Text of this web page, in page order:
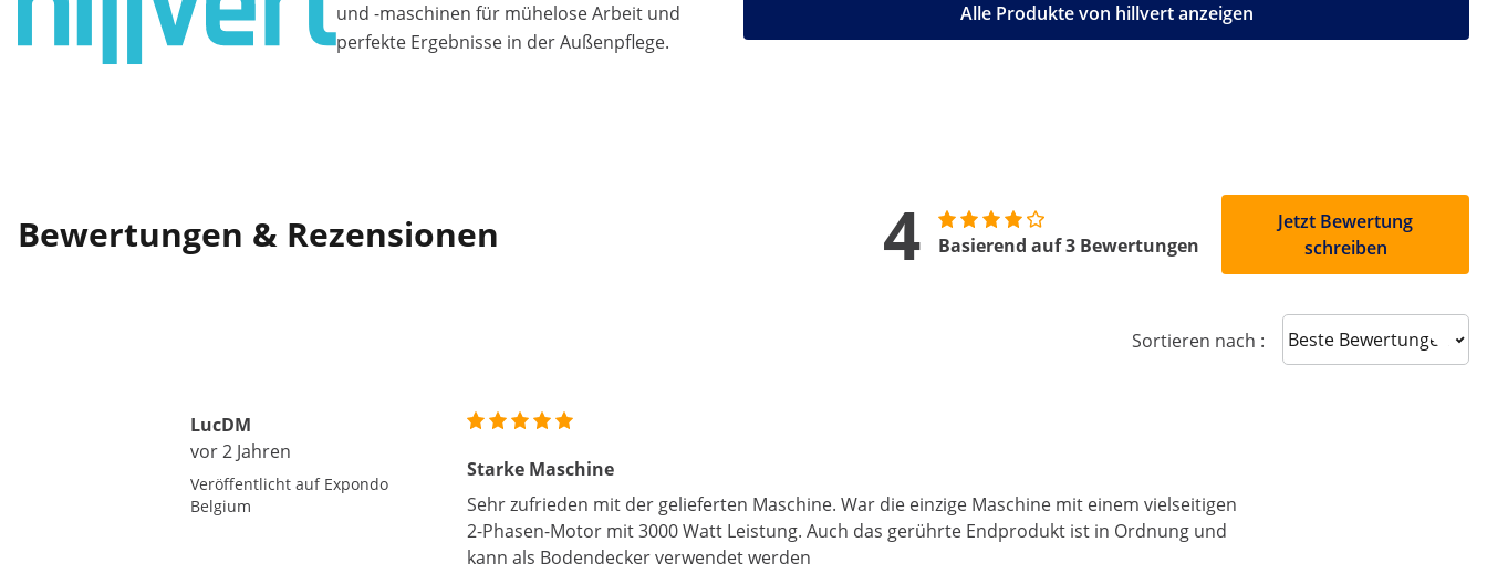
und -maschinen für mühelose Arbeit und
perfekte Ergebnisse in der Außenpflege.
Alle Produkte von hillvert anzeigen
Bewertungen & Rezensionen 4 Basierend auf 3 Bewertungen
Jetzt Bewertung
schreiben
Sortieren nach : Sort reviews
LucDM
vor 2 Jahren
Veröffentlicht auf Expondo
Belgium
Starke Maschine
Sehr zufrieden mit der gelieferten Maschine. War die einzige Maschine mit einem vielseitigen
2-Phasen-Motor mit 3000 Watt Leistung. Auch das gerührte Endprodukt ist in Ordnung und
kann als Bodendecker verwendet werden